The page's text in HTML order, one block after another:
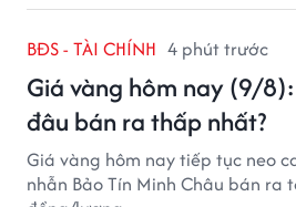
BĐS - TÀI CHÍNH 4 phút trước
Giá vàng hôm nay (9/
đâu bán ra thấp nhất?
Giá vàng hôm nay tiếp tục neo
nhẫn Bảo Tín Minh Châu bán ra